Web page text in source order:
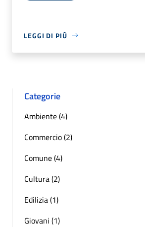
LEGGI DI PIÙ
Categorie
Ambiente (4)
Commercio (2)
Comune (4)
Cultura (2)
Edilizia (1)
Giovani (1)